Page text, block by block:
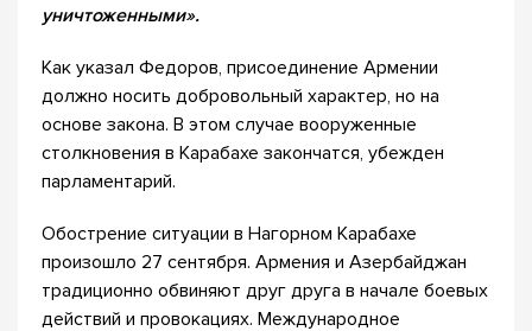
уничтоженными».
Как указал Федоров, присоединение Армении
должно носить добровольный характер, но на
основе закона. В этом случае вооруженные
столкновения в Карабахе закончатся, убежден
парламентарий.
Обострение ситуации в Нагорном Карабахе
произошло 27 сентября. Армения и Азербайджан
традиционно обвиняют друг друга в начале боевых
действий и провокациях. Международное